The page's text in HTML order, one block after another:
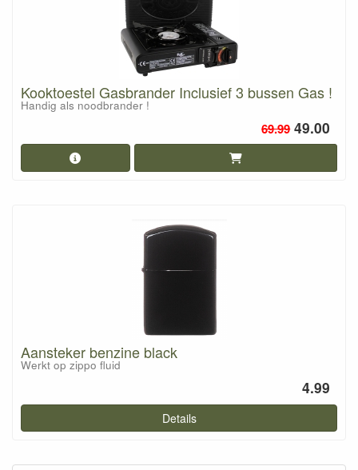
Kooktoestel Gasbrander Inclusief 3 bussen Gas !
Handig als noodbrander !
69.99 49.00
Aansteker benzine black
Werkt op zippo fluid
4.99
Details